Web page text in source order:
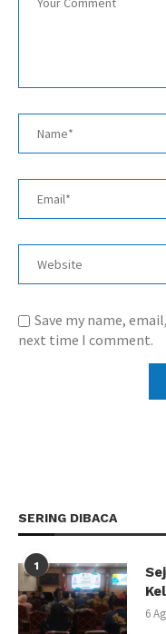
Save my name,
next time I comment.
SERING DIBACA
1
6